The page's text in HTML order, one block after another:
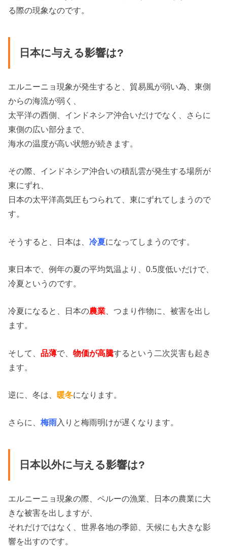
る際の現象なのです。
日本に与える影響は?
エルニーニョ現象が発生すると、貿易風が弱い為、東側
からの海流が弱く、
太平洋の西側、インドネシア沖合いだけでなく、さらに
東側の広い部分まで、
海水の温度が高い状態が続きます。
その際、インドネシア沖合いの積乱雲が発生する場所が
東にずれ、
日本の太平洋高気圧もつられて、東にずれてしまうので
す。
そうすると、日本は、冷夏になってしまうのです。
東日本で、例年の夏の平均気温より、0.5度低いだけで、
冷夏というのです。
冷夏になると、日本の農業 、つまり作物に、被害を出し
ます。
そして、品薄で、物価が高騰するという二次災害も起き
ます。
逆に、冬は、暖冬になります。
さらに、梅雨入りと梅雨明けが遅くなります。
日本以外に与える影響は?
エルニーニョ現象の際、ペルーの漁業、日本の農業に大
きな被害を出しますが、
それだけではなく、世界各地の季節、天候にも大きな影
響を出すのです。